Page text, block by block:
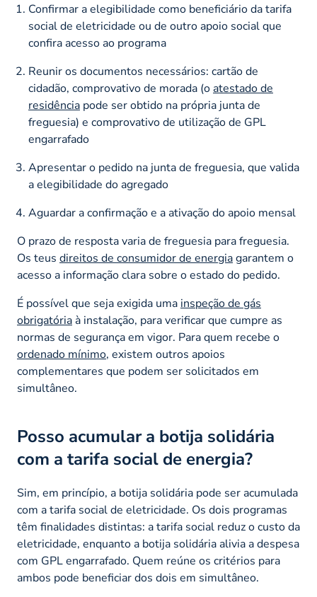
Confirmar a elegibilidade como beneficiário da tarifa
social de eletricidade ou de outro apoio social que
confira acesso ao programa
Reunir os documentos necessários: cartão de
cidadão, comprovativo de morada (o atestado de
residência pode ser obtido na própria junta de
freguesia) e comprovativo de utilização de GPL
engarrafado
Apresentar o pedido na junta de freguesia, que valida
a elegibilidade do agregado
Aguardar a confirmação e a ativação do apoio mensal
O prazo de resposta varia de freguesia para freguesia.
Os teus direitos de consumidor de energiagarantem o
acesso a informação clara sobre o estado do pedido.
É possível que seja exigida uma inspeção de gás
obrigatória à instalação, para verificar que cumpre as
normas de segurança em vigor. Para quem recebe o
ordenado mínimo, existem outros apoios
complementares que podem ser solicitados em
simultâneo.
Posso acumular a botija solidária
com a tarifa social de energia?
Sim, em princípio, a botija solidária pode ser acumulada
com a tarifa social de eletricidade. Os dois programas
têm finalidades distintas: a tarifa social reduz o custo da
eletricidade, enquanto a botija solidária alivia a despesa
com GPL engarrafado. Quem reúne os critérios para
ambos pode beneficiar dos dois em simultâneo.